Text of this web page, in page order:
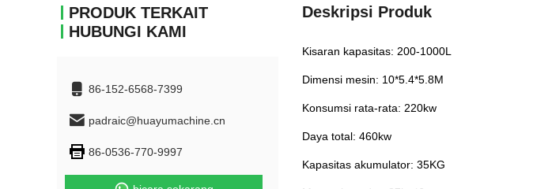
PRODUK TERKAIT
HUBUNGI KAMI
86-152-6568-7399
padraic@huayumachine.cn
86-0536-770-9997
Deskripsi Produk
Kisaran kapasitas: 200-1000L
Dimensi mesin: 10*5.4*5.8M
Konsumsi rata-rata: 220kw
Daya total: 460kw
Kapasitas akumulator: 35KG